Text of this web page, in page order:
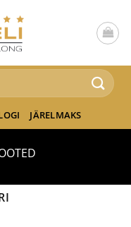
JÄRELMAKS